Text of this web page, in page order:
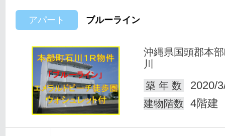
アパート ブルーライン
沖縄県国頭郡本
川
築 年 数
2020/
建物階数 4階建